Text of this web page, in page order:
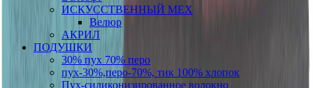
ИСКУССТВЕННЫЙ МЕХ
Велюр
АКРИЛ
ПОДУШКИ
30% пух 70% перо
пух-30%,перо-70%, тик 100% хлопок
Пух-силиконизированное волокно